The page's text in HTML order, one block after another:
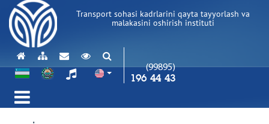
Transport sohasi kadrlarini qayta tayyorlash va
malakasini oshirish instituti
(99895)
196 44 43